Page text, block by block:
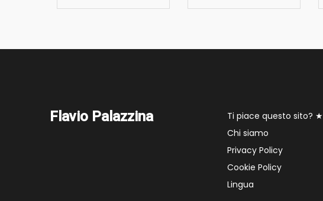
Flavio Palazzina Ti piace questo sito? ★
Chi siamo
Privacy Policy
Cookie Policy
Lingua